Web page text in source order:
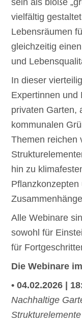
sein als bloße
vielfältig
Lebensräumen
gleichzeitig
und
In dieser
Expertinnen und
privaten Garten,
kommunalen
Themen reichen
hin zu
Alle Webinare
sowohl für
für
Die Webinare
• 04.02.2026 |
Nachhaltige